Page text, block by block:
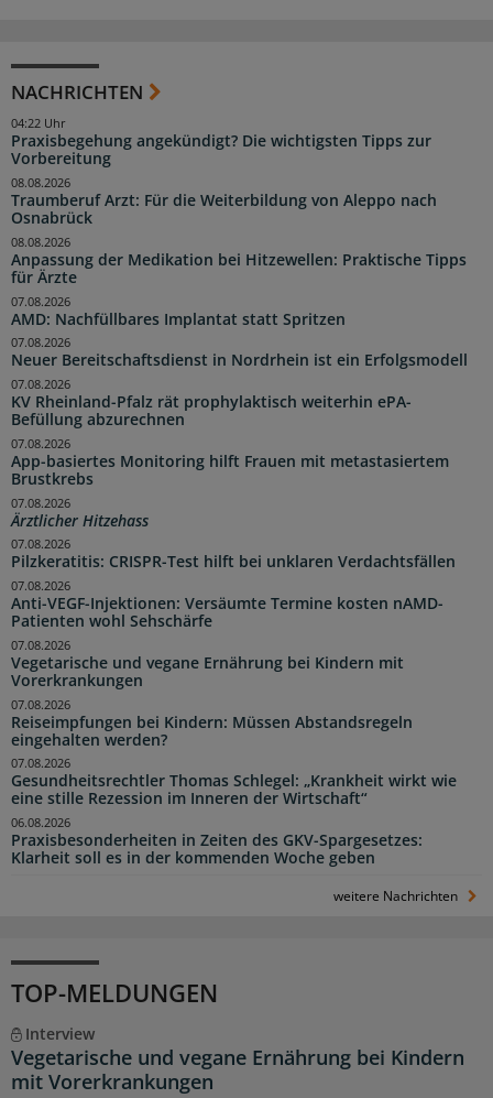
NACHRICHTEN
Praxisbegehung angekündigt? Die wichtigsten Tipps zur
Vorbereitung
04:22 Uhr
Traumberuf Arzt: Für die Weiterbildung von Aleppo nach
Osnabrück
08.08.2026
Anpassung der Medikation bei Hitzewellen: Praktische Tipps
für Ärzte
08.08.2026
AMD: Nachfüllbares Implantat statt Spritzen
07.08.2026
Neuer Bereitschaftsdienst in Nordrhein ist ein Erfolgsmodell
07.08.2026
KV Rheinland-Pfalz rät prophylaktisch weiterhin ePA-
Befüllung abzurechnen
07.08.2026
App-basiertes Monitoring hilft Frauen mit metastasiertem
Brustkrebs
07.08.2026
Ärztlicher Hitzehass
07.08.2026
Pilzkeratitis: CRISPR-Test hilft bei unklaren Verdachtsfällen
07.08.2026
Anti-VEGF-Injektionen: Versäumte Termine kosten nAMD-
Patienten wohl Sehschärfe
07.08.2026
Vegetarische und vegane Ernährung bei Kindern mit
Vorerkrankungen
07.08.2026
Reiseimpfungen bei Kindern: Müssen Abstandsregeln
eingehalten werden?
07.08.2026
Gesundheitsrechtler Thomas Schlegel: „Krankheit wirkt wie
eine stille Rezession im Inneren der Wirtschaft“
07.08.2026
Praxisbesonderheiten in Zeiten des GKV-Spargesetzes:
Klarheit soll es in der kommenden Woche geben
06.08.2026
weitere Nachrichten
TOP-MELDUNGEN
Interview
Vegetarische und vegane Ernährung bei Kindern
mit Vorerkrankungen